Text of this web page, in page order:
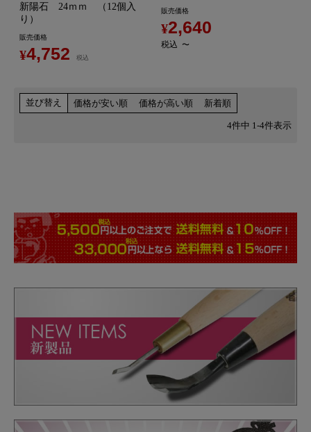
新陽石 24ｍｍ （12個入
り）
販売価格
¥4,752 税込
販売価格
¥2,640
税込 〜
並び替え 価格が安い順 価格が高い順 新着順
4件中 1 -4件表示